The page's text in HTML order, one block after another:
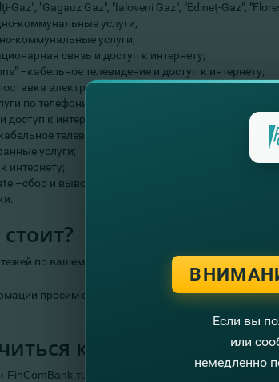
Gaz", "Gagauz Gaz", "Ialoveni Gaz", "Edineţ-Gaz",
коммунальные услуги;
коммунальные услуги;
связь и доступ к интернету;
–кабельное телевидение и доступ к интернету;
электроэнергии;
по телефонии CDMA;
доступ к интернету;
телевидение;
услуги;
интернету;
–сбор и вывоз отходов производства и
по вашему заявлению для оплаты
просим ознакомится с тарифами.
к услуге?
FinComBank ты получишь детальную
Если вы
или
немедленно